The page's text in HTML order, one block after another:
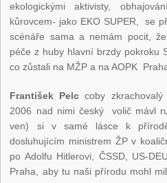
ekologickými aktivisty,
kůrovcem- jako EKO SUPER, se
scénáře sama a nemám pocit,
péče z huby hlavní brzdy pokroku
co zůstali na MŽP a na AOPK
František Pelccoby
2006 nad nimi český volič mávl
ven) si v samé lásce k
dosluhujícím ministrem ŽP v
po Adolfu Hitlerovi, ČSSD, US-
Praha, aby tu naši přírodu mohl